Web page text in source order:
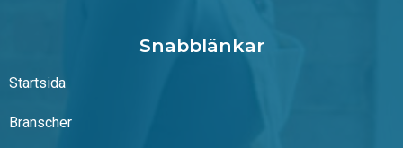
Snabblänkar
Startsida
Branscher